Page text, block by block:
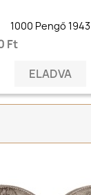
1000 Pengő 1943
Ft
ELADVA